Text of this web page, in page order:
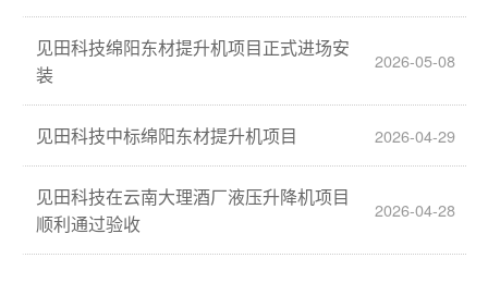
见田科技绵阳东材提升机项目正式进场安
装
2026-05-08
见田科技中标绵阳东材提升机项目 2026-04-29
见田科技在云南大理酒厂液压升降机项目
顺利通过验收
2026-04-28